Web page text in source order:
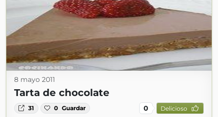
8 mayo 2011
Tarta de chocolate
31 0 Guardar 0 Delicioso